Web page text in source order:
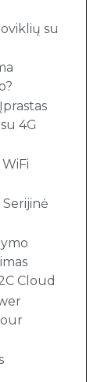
su
4G
Serijinė
Cloud